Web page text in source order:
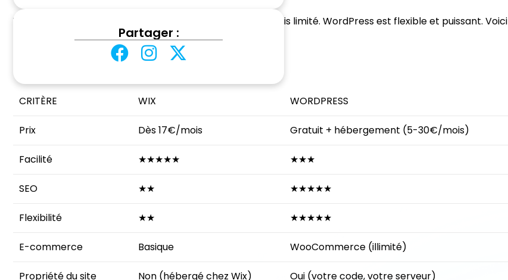
Wix ou WordPress
? Deux philosophies. Wix est simple mais limité. WordPress est flexible et puissant. Voici
le comparatif complet.
Comparatif Wix vs WordPress
CRITÈRE WIX WORDPRESS
Prix Dès 17€/mois Gratuit + hébergement (5-30€/mois)
Facilité ★★★★★ ★★★
SEO ★★ ★★★★★
Flexibilité ★★ ★★★★★
E-commerce Basique WooCommerce (illimité)
Propriété du site Non (hébergé chez Wix) Oui (votre code, votre serveur)
Partager :